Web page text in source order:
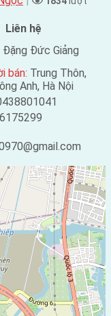
Liên hệ
Đặng Đức Giảng
bán: Trung Thôn,
Anh, Hà Nội